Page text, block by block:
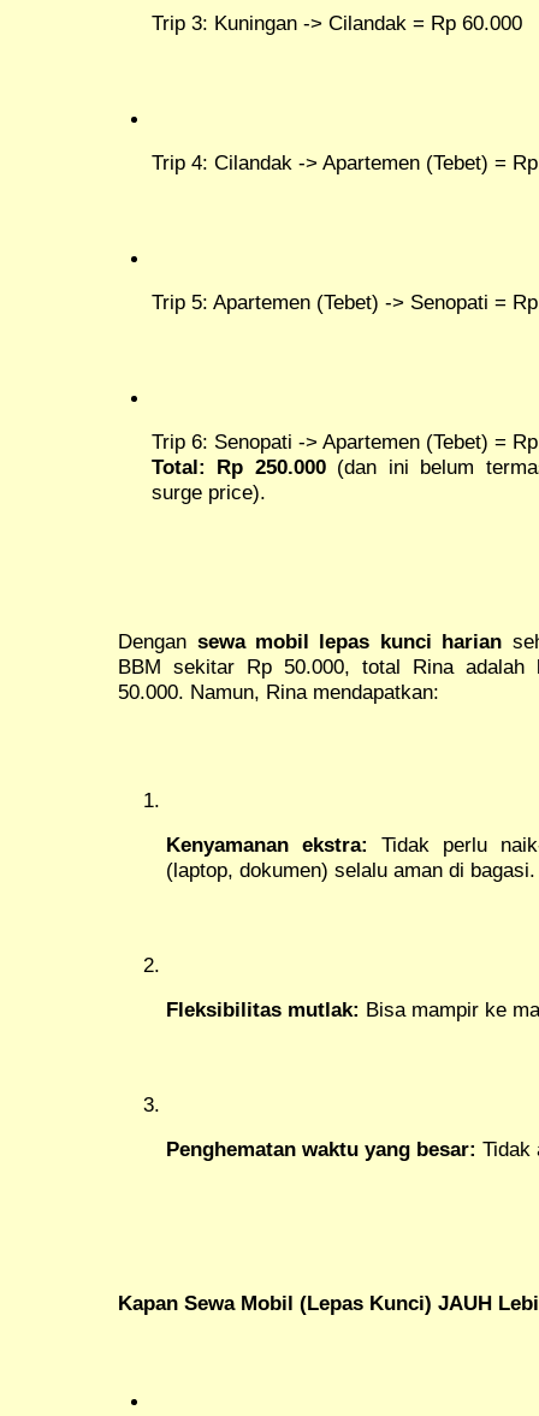
Trip 3: Kuningan -> Cilandak = Rp 60.000
Trip 4: Cilandak -> Apartemen (Tebet) =
Trip 5: Apartemen (Tebet) -> Senopati =
Trip 6: Senopati -> Apartemen (Tebet) =
Total: Rp 250.000(dan ini belum
surge price).
Dengan sewa mobil lepas kunci harian
BBM sekitar Rp 50.000, total Rina adalah
50.000. Namun, Rina mendapatkan:
Kenyamanan ekstra:
Tidak perlu
(laptop, dokumen) selalu aman di bagasi.
Fleksibilitas mutlak: Bisa mampir ke
Penghematan waktu yang besar: Tidak
Kapan Sewa Mobil (Lepas Kunci) JAUH